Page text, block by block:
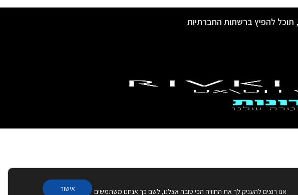
להפיץ ברשתות החברתיות
אנו רוצים להעניק לך את החוויה הכי טובה אצלנו, לשם כך אנחנו משתמשים אישור